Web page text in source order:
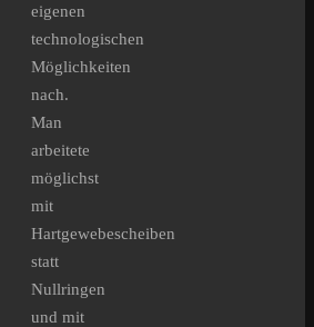
eigenen
technologischen
Möglichkeiten
nach.
Man
arbeitete
möglichst
mit
Hartgewebescheiben
statt
Nullringen
und mit